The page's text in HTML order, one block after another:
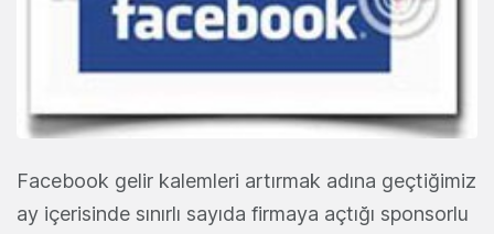
Facebook gelir kalemleri artırmak adına geçtiğimiz
ay içerisinde sınırlı sayıda firmaya açtığı sponsorlu